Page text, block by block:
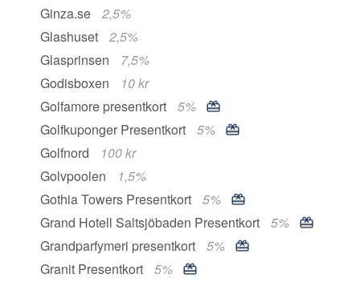
Ginza.se
2,5%
Glashuset
2,5%
Glasprinsen
7,5%
Godisboxen
10 kr
Golfamore presentkort
5%
Golfkuponger Presentkort
5%
Golfnord
100 kr
Golvpoolen
1,5%
Gothia Towers Presentkort
5%
Grand Hotell Saltsjöbaden Presentkort
5%
Grandparfymeri presentkort
5%
Granit Presentkort
5%